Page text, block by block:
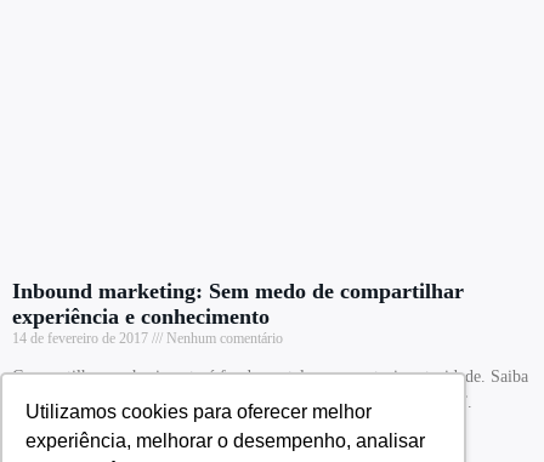
Utilizamos cookies para oferecer melhor
experiência, melhorar o desempenho, analisar
Inbound marketing: Sem medo de compartilhar
experiência e conhecimento
14 de fevereiro de 2017 Nenhum comentário
Compartilhar conhecimento é fundamental para construir autoridade. Saiba
como adotar o Inbound Marketing sem medo de “entregar o ouro”.
Read More »